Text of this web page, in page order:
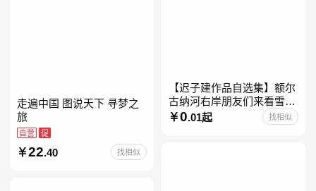
【迟子建作品自选集】额尔
古纳河右岸朋友们来看雪吧
迟子建茅盾文学奖获奖作品
东北故事集群山之巅也是冬
0.01起 找相似
走遍中国 图说天下 寻梦之
旅
自营 促
22.40 找相似